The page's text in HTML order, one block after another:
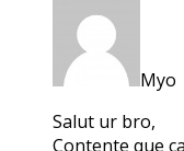
Myo
Salut ur bro,
Contente que